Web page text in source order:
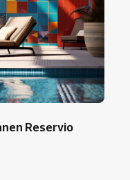
Reservio